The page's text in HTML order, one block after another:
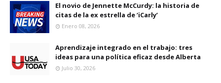
El novio de Jennette McCurdy: la historia de
citas de la ex estrella de ‘iCarly’
Enero 08, 2026
Aprendizaje integrado en el trabajo: tres
ideas para una política eficaz desde Alberta
Julio 30, 2026